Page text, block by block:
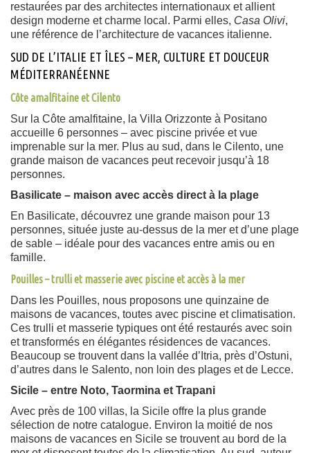
restaurées par des architectes internationaux et allient
design moderne et charme local. Parmi elles, Casa Olivi,
une référence de l’architecture de vacances italienne.
SUD DE L’ITALIE ET ÎLES – MER, CULTURE ET DOUCEUR
MÉDITERRANÉENNE
Côte amalfitaine et Cilento
Sur la Côte amalfitaine, la Villa Orizzonte à Positano
accueille 6 personnes – avec piscine privée et vue
imprenable sur la mer. Plus au sud, dans le Cilento, une
grande maison de vacances peut recevoir jusqu’à 18
personnes.
Basilicate – maison avec accès direct à la plage
En Basilicate, découvrez une grande maison pour 13
personnes, située juste au-dessus de la mer et d’une plage
de sable – idéale pour des vacances entre amis ou en
famille.
Pouilles – trulli et masserie avec piscine et accès à la mer
Dans les Pouilles, nous proposons une quinzaine de
maisons de vacances, toutes avec piscine et climatisation.
Ces trulli et masserie typiques ont été restaurés avec soin
et transformés en élégantes résidences de vacances.
Beaucoup se trouvent dans la vallée d’Itria, près d’Ostuni,
d’autres dans le Salento, non loin des plages et de Lecce.
Sicile – entre Noto, Taormina et Trapani
Avec près de 100 villas, la Sicile offre la plus grande
sélection de notre catalogue. Environ la moitié de nos
maisons de vacances en Sicile se trouvent au bord de la